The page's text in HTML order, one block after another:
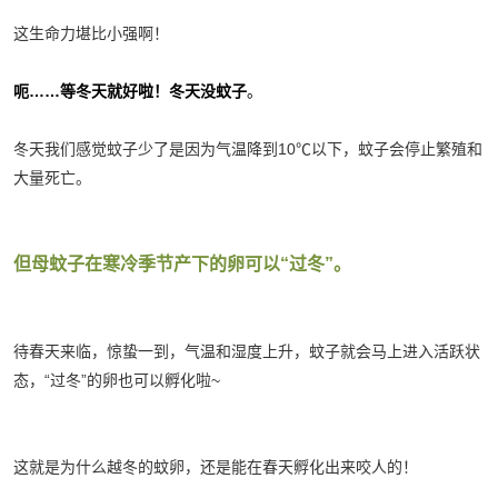
这生命力堪比小强啊！
呃……等冬天就好啦！冬天没蚊子。
冬天我们感觉蚊子少了是因为气温降到10℃以下，蚊子会停止繁殖和
大量死亡。
但母蚊子在寒冷季节产下的卵可以“过冬”。
待春天来临，惊蛰一到，气温和湿度上升，蚊子就会马上进入活跃状
态，“过冬”的卵也可以孵化啦~
这就是为什么越冬的蚊卵，还是能在春天孵化出来咬人的！